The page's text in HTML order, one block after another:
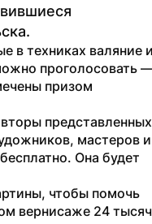
в техниках валяние
проголосовать
призом
представленных
мастеров и
Она будет
чтобы помочь
вернисаже 24